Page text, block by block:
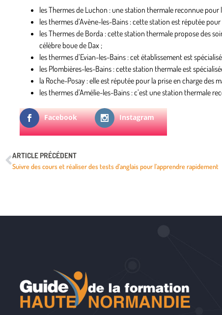
les Thermes de Luchon : une station thermale reconnue
les thermes d’Avène-les-Bains : cette station est réputée
les Thermes de Borda : cette station thermale propose des
célèbre boue de Dax ;
les thermes d’Evian-les-Bains : cet établissement est
les Plombières-les-Bains : cette station thermale est
la Roche-Posay : elle est réputée pour la prise en charge
les thermes d’Amélie-les-Bains : c’est une station thermale
Facebook Instagram
ARTICLE PRÉCÉDENT
Suivre des cours et réaliser des tests d’anglais pour l’apprendre rapidement